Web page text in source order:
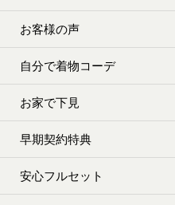
お客様の声
自分で着物コーデ
お家で下見
早期契約特典
安心フルセット